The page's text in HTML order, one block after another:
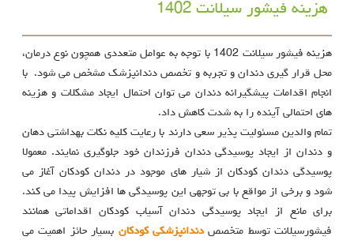
هزینه فیشور سیلانت 1402
هزینه فیشور سیلانت 1402 با توجه به عوامل متعددی همچون نوع درمان،
محل قرار گیری دندان و تجربه و تخصص دندانپزشک مشخص می شود. با
انجام اقدامات پیشگیرانه دندان می توان احتمال ایجاد مشکلات و هزینه
های احتمالی آینده را به شدت کاهش داد.
تمام والدین مسئولیت پذیر سعی دارند با رعایت کلیه نکات بهداشتی دهان
و دندان از ایجاد پوسیدگی دندان فرزندان خود جلوگیری نمایند. معمولا
پوسیدگی دندان کودکان از شیار های موجود در دندان کودکان آغاز می
شود و برخی از مواقع با بی توجهی این پوسیدگی ها افزایش پیدا می کند.
برای مانع از ایجاد پوسیدگی دندان آسیاب کودکان اقداماتی همانند
فیشورسیلانت توسط متخصصدندانپزشکی کودکان بسیار حائز اهمیت می